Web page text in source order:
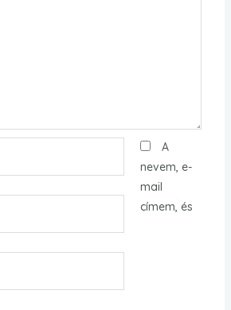
A
nevem, e-
mail
címem, és